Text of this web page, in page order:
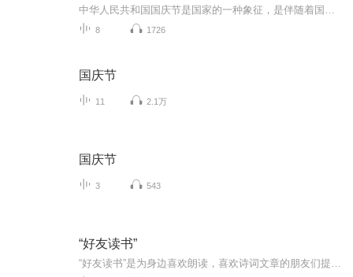
8 1726
国庆节
11 2.1万
国庆节
3 543
“好友读书”